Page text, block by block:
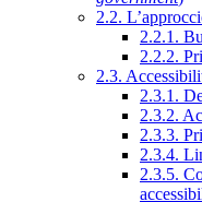
2.2.
2.2.1.
2.2.2.
2.3.
2.3.1.
2.3.2.
2.3.3.
2.3.4.
2.3.5.